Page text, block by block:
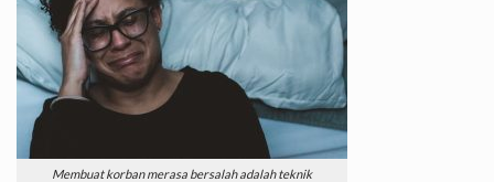
Membuat korban merasa bersalah adalah teknik